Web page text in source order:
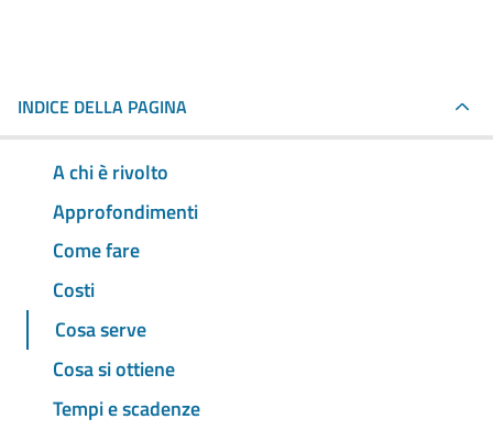
INDICE DELLA PAGINA
A chi è rivolto
Approfondimenti
Come fare
Costi
Cosa serve
Cosa si ottiene
Tempi e scadenze